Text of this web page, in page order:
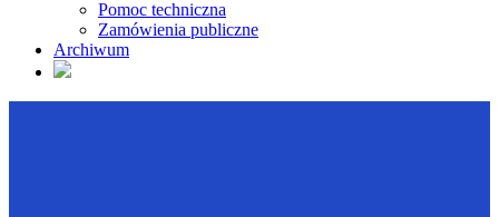
Pomoc techniczna
Zamówienia publiczne
Archiwum